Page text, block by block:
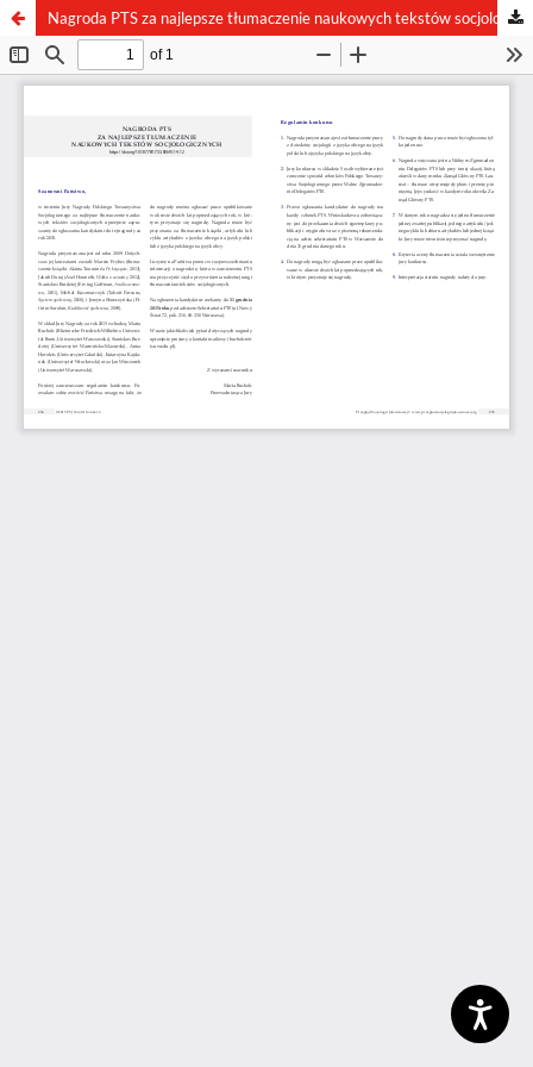
Nagroda PTS za najlepsze tłumaczenie naukowych tekstów socjologicznych